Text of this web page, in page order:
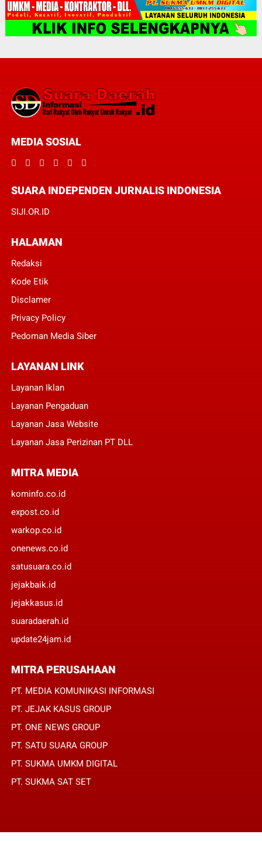
MEDIA SOSIAL
SUARA INDEPENDEN JURNALIS INDONESIA
SIJI.OR.ID
HALAMAN
Redaksi
Kode Etik
Disclamer
Privacy Policy
Pedoman Media Siber
LAYANAN LINK
Layanan Iklan
Layanan Pengaduan
Layanan Jasa Website
Layanan Jasa Perizinan PT DLL
MITRA MEDIA
kominfo.co.id
expost.co.id
warkop.co.id
onenews.co.id
satusuara.co.id
jejakbaik.id
jejakkasus.id
suaradaerah.id
update24jam.id
MITRA PERUSAHAAN
PT. MEDIA KOMUNIKASI INFORMASI
PT. JEJAK KASUS GROUP
PT. ONE NEWS GROUP
PT. SATU SUARA GROUP
PT. SUKMA UMKM DIGITAL
PT. SUKMA SAT SET